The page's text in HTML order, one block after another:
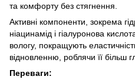
та комфорту без стягнення.
Активні компоненти, зокрема
ніацинамід і гіалуронова
вологу, покращують
відновленню, роблячи її більш
Переваги: